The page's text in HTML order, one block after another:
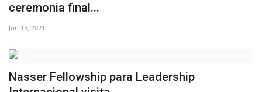
Nuestro Equipo
Herencia de Jamal Abdel-Nasser
Movimiento Juvenil Nasser
ceremonia final...
Jun 15, 2021
Nasser Fellowship para Leadership